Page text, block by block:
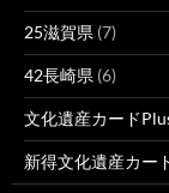
25滋賀県 (7)
42長崎県 (6)
文化遺産カード
新得文化遺産カー